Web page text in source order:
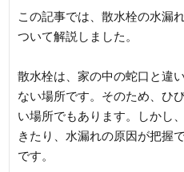
この記事では、散水栓の水漏
ついて解説しました。
散水栓は、家の中の蛇口と違
ない場所です。そのため、ひ
い場所でもあります。しかし
きたり、水漏れの原因が把握
です。